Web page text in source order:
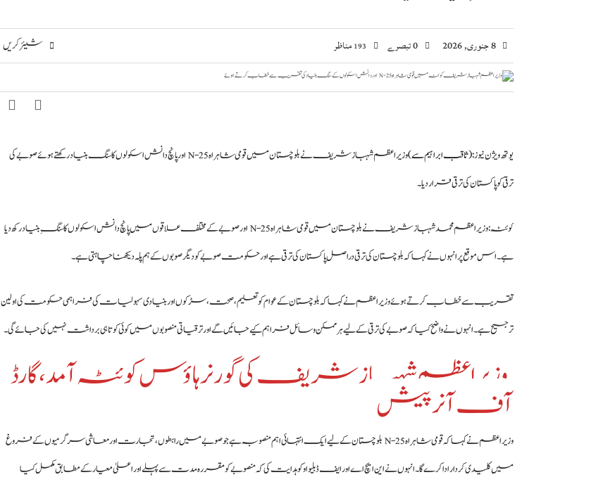
شیئر کریں 8 جنوری, 2026 193مناظر
یوتھ ویژن نیوز :( ثاقب ابراہیم سے)
وزیراعظم شہباز شریف نے بلوچستان میں قومی شاہراہ N-25 اور پانچ دانش اسکولوں کا سنگ بنیاد رکھتے ہوئے صوبے کی
ترقی کو پاکستان کی ترقی قرار دیا۔
کوئٹہ: وزیراعظم محمد شہباز شریف نے بلوچستان میں قومی شاہراہ N-25 اور صوبے کے مختلف علاقوں میں پانچ دانش اسکولوں کا سنگِ بنیاد رکھ دیا
ہے۔ اس موقع پر انہوں نے کہا کہ بلوچستان کی ترقی دراصل پاکستان کی ترقی ہے اور حکومت صوبے کو دیگر صوبوں کے ہم پلہ دیکھنا چاہتی ہے۔
تقریب سے خطاب کرتے ہوئے وزیراعظم نے کہا کہ بلوچستان کے عوام کو تعلیم، صحت، سڑکوں اور بنیادی سہولیات کی فراہمی حکومت کی اولین
ترجیح ہے۔ انہوں نے واضح کیا کہ صوبے کی ترقی کے لیے ہر ممکن وسائل فراہم کیے جائیں گے اور ترقیاتی منصوبوں میں کوئی کوتاہی برداشت نہیں کی جائے گی۔
وزیراعظم شہباز شریف کی گورنر ہاؤس کوئٹہ آمد، گارڈ
آف آنر پیش
وزیراعظم نے کہا کہ قومی شاہراہ N-25 بلوچستان کے لیے ایک انتہائی اہم منصوبہ ہے جو صوبے میں رابطوں، تجارت اور معاشی سرگرمیوں کے فروغ
میں کلیدی کردار ادا کرے گا۔ انہوں نے این ایچ اے اور ایف ڈبلیو او کو ہدایت کی کہ منصوبے کو مقررہ مدت سے پہلے اور اعلیٰ معیار کے مطابق مکمل کیا